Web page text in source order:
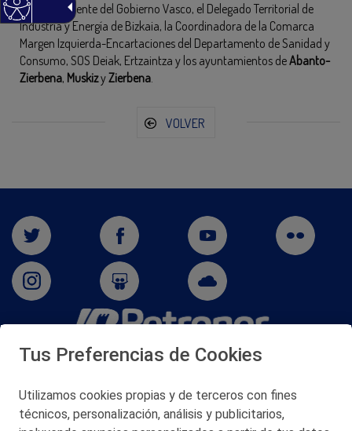
Medio Ambiente del Gobierno Vasco, el Delegado Territorial de
Industria y Energía de Bizkaia, la Coordinadora de la Comarca
Margen Izquierda-Encartaciones del Departamento de Sanidad y
Consumo, SOS Deiak, Ertzaintza y los ayuntamientos deAbanto-
Zierbena, MuskizyZierbena.
VOLVER
San Martín 5-Edificio Muñatones,
© 2026 Petronor S.A.
Tus Preferencias de Cookies
Utilizamos cookies propias y de terceros con fines
técnicos, personalización, análisis y publicitarios,